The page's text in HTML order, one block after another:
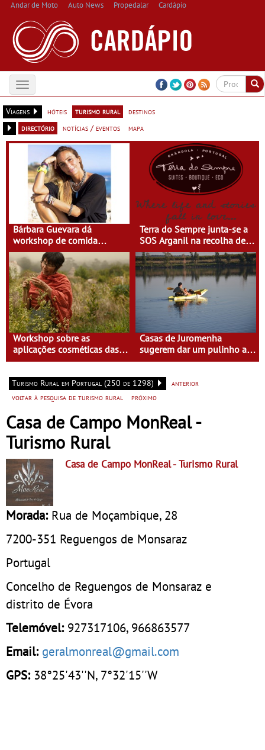
Andar de Moto Auto News Propedalar Cardápio
Toggle
navigation
Viagens
hóteis turismo rural
destinos
directório
notícias / eventos mapa
Bárbara Guevara dá
workshop de comida
saudável na Terra do
Sempre
Terra do Sempre junta-se a
SOS Arganil na recolha de
bens de primeira
necessidade
Workshop sobre as
aplicações cosméticas das
plantas na Casa do Eido –
Casas de Juromenha
sugerem dar um pulinho a
Espanha de caiaque
Turismo Rural em Portugal (250 de 1298)
anterior
voltar à pesquisa de turismo rural
próximo
Casa de Campo MonReal -
Turismo Rural
Casa de Campo MonReal- Turismo Rural
Morada: Rua de Moçambique, 28
7200-351 Reguengos de Monsaraz
Portugal
Concelho de Reguengos de Monsaraz e
distrito de Évora
Telemóvel: 927317106, 966863577
Email: geralmonreal@gmail.com
GPS:38°25'43''N, 7°32'15''W